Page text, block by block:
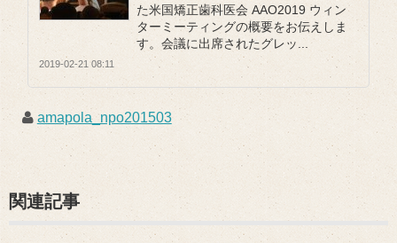
た米国矯正歯科医会 AAO2019 ウィン
ターミーティングの概要をお伝えしま
す。会議に出席されたグレッ...
2019-02-21 08:11
amapola_npo201503
関連記事